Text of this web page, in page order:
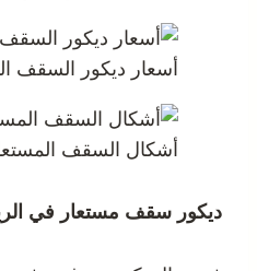
أسعار ديكور السقف
أشكال السقف
ديكور سقف مستعار في